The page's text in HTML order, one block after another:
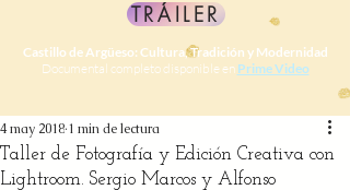
TRÁILER
Castillo de Argüeso: Cultura, Tradición y Modernidad
Documental completo disponible en Prime Video
Taller de Fotografía y Edición Creativa con
Lightroom. Sergio Marcos y Alfonso
4 may 2018 1 min de lectura